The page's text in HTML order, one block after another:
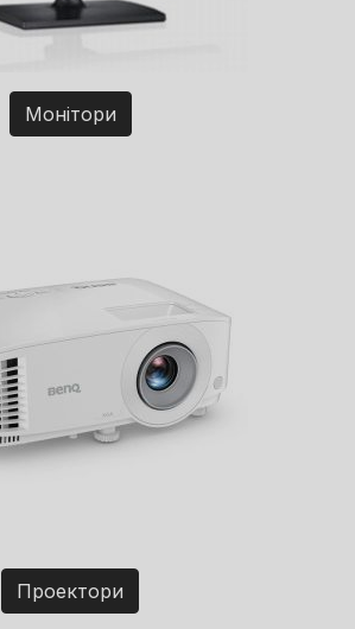
Монітори
Проектори